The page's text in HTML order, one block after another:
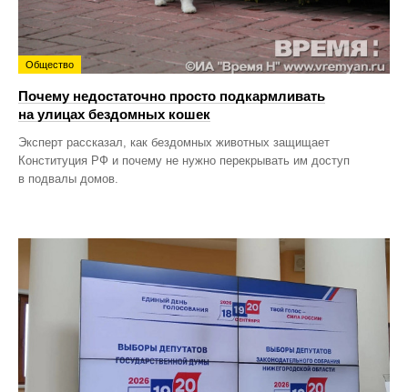
Общество
Почему недостаточно просто подкармливать
на улицах бездомных кошек
Эксперт рассказал, как бездомных животных защищает
Конституция РФ и почему не нужно перекрывать им доступ
в подвалы домов.